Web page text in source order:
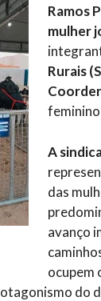
Ramos
mulher
Rurais
A
das
avanço
ocupem
do